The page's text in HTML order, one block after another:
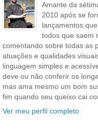
Amante da
2010 após se
lançamentos
todos que saem
comentando sobre todas as
atuações e qualidades
linguagem simples e
deve ou não conferir os
mas ama mesmo um bom
fim quando seu queixo cai
Ver meu perfil completo